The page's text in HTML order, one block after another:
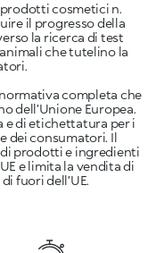
cosmetici n.
il progresso della
la ricerca di test
che tutelino la
normativa completa che
dell’Unione Europea.
e di etichettatura per i
dei consumatori. Il
prodotti e ingredienti
e limita la vendita di
fuori dell’UE.